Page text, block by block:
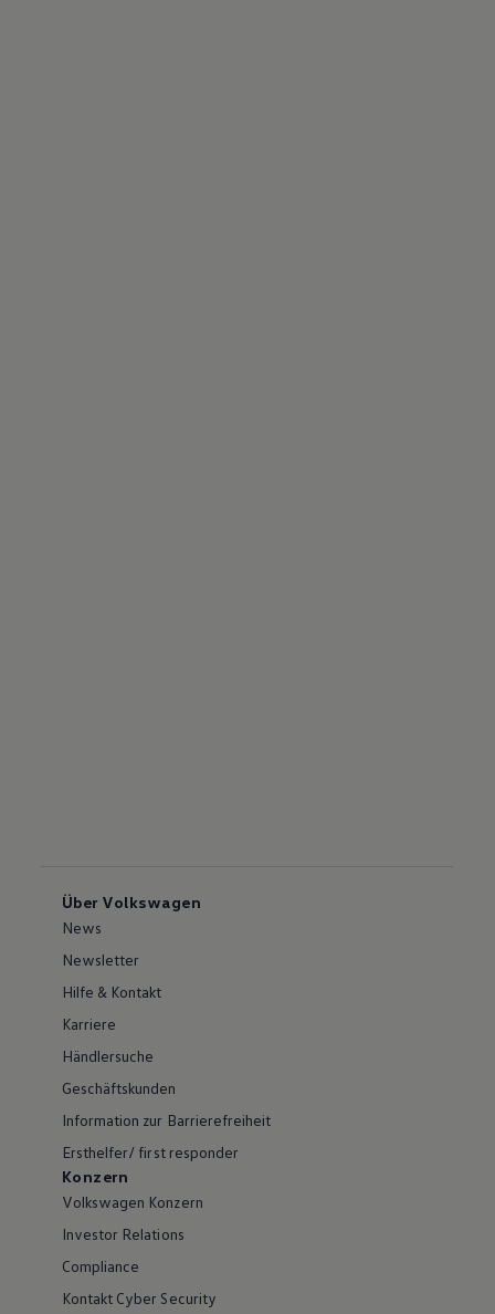
Über Volkswagen
News
Newsletter
Hilfe & Kontakt
Karriere
Händlersuche
Geschäftskunden
Information zur Barrierefreiheit
Ersthelfer/ first responder
Konzern
Volkswagen Konzern
Investor Relations
Compliance
Kontakt Cyber Security